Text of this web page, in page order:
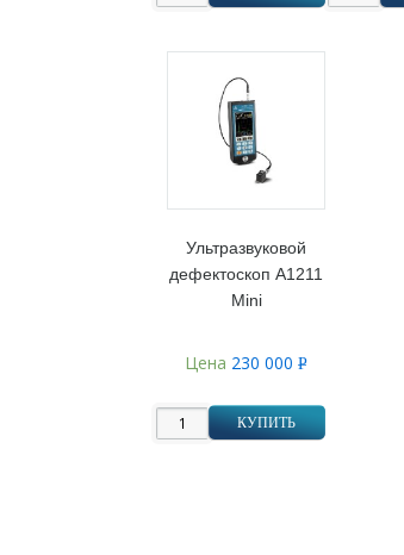
Ультразвуковой
дефектоскоп А1211
Mini
Цена 230 000Р
КУПИТЬ